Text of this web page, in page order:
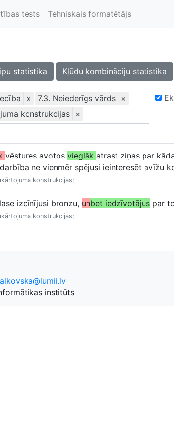
tests Tehniskais formatētājs
statistika Kļūdu kombināciju statistika
× 7.3. Neiederīgs vārds ×
konstrukcijas
×
vēstures avotos vieglāk atrast ziņas par
ne vienmēr spējusi ieinteresēt avīžu
konstrukcijas;
izcīnījusi bronzu, unbet iedzīvotājus par
konstrukcijas;
institūts